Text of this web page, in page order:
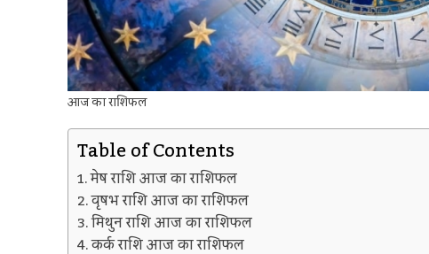
आज का राशिफल
Table of Contents
मेष राशि आज का राशिफल
वृषभ राशि आज का राशिफल
मिथुन राशि आज का राशिफल
कर्क राशि आज का राशिफल